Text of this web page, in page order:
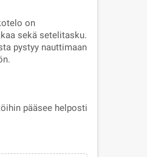
on
sekä setelitasku.
pystyy nauttimaan
pääsee helposti